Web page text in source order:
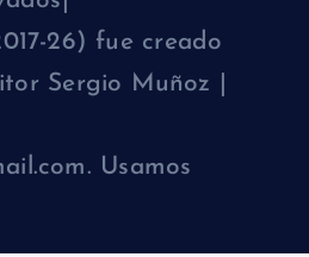
26) fue creado
Sergio Muñoz |
Usamos